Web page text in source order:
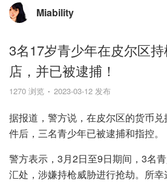
Miability
3名17岁青少年在皮尔区
店，并已被逮捕！
1270 浏览 2023-03-12 发布
据报道，警方说，在皮尔区的货币
件后，三名青少年已被逮捕和指控。
警方表示，3月2日至9日期间，3名
汇处，涉嫌持枪威胁进行抢劫。所幸